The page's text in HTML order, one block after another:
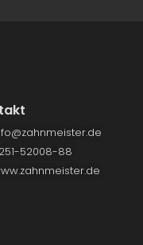
52008-88